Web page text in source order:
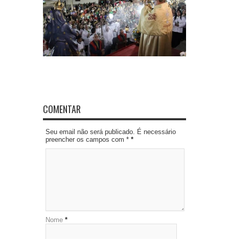
COMENTAR
Seu email não será publicado. É necessário
preencher os campos com * *
Nome *